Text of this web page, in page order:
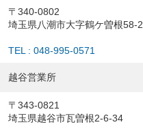
〒340-0802
埼玉県八潮市大字鶴ケ曽根58-2
TEL : 048-995-0571
越谷営業所
〒343-0821
埼玉県越谷市瓦曽根2-6-34